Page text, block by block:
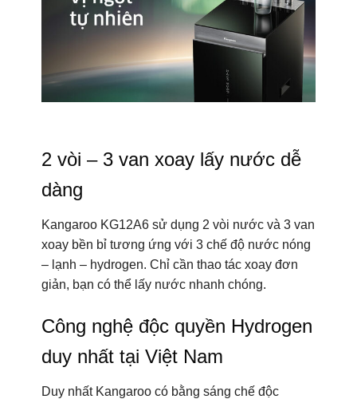
2 vòi – 3 van xoay lấy nước dễ
dàng
Kangaroo KG12A6 sử dụng 2 vòi nước và 3 van
xoay bền bỉ tương ứng với 3 chế độ nước nóng
– lạnh – hydrogen. Chỉ cần thao tác xoay đơn
giản, bạn có thể lấy nước nhanh chóng.
Công nghệ độc quyền Hydrogen
duy nhất tại Việt Nam
Duy nhất Kangaroo có bằng sáng chế độc